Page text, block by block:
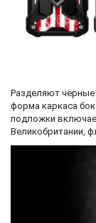
Разделяют
форма каркаса
подложки
Великобритании,